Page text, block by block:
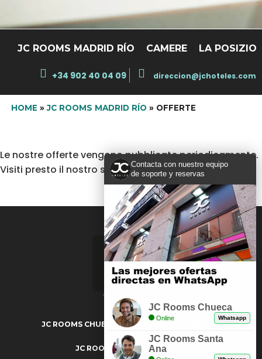
JC ROOMS MADRID RÍO CAMERE LA
+34 902 40 04 09 direccion@jchoteles.com
HOME »JC ROOMS MADRID RÍO » OFFERTE
Le nostre offerte vengono pubblicate periodicamente.
Visiti presto il nostro sito per non perderle.
JC ROOMS CHUECA JC ROOMS JARDINES
JC ROOMS SANTO DOMINGO
Contacta con nuestro equipo
de soporte y reservas
JC Rooms Chueca
Online Whatsapp
JC Rooms Santa
Ana